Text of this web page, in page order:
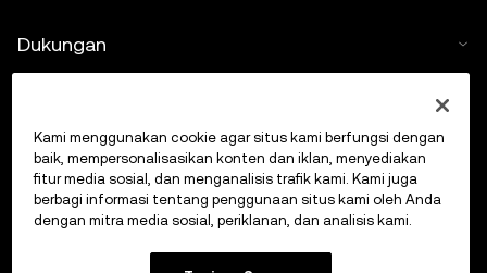
Dukungan
Kalkulator kripto
Lakukan Trading
Kami menggunakan cookie agar situs kami berfungsi dengan
baik, mempersonalisasikan konten dan iklan, menyediakan
fitur media sosial, dan menganalisis trafik kami. Kami juga
berbagi informasi tentang penggunaan situs kami oleh Anda
dengan mitra media sosial, periklanan, dan analisis kami.